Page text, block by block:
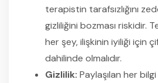
terapistin tarafsızlığını
gizliliğini bozması riskidir.
her şey, ilişkinin iyiliği için
dahilinde olmalıdır.
Gizlilik: Paylaşılan her